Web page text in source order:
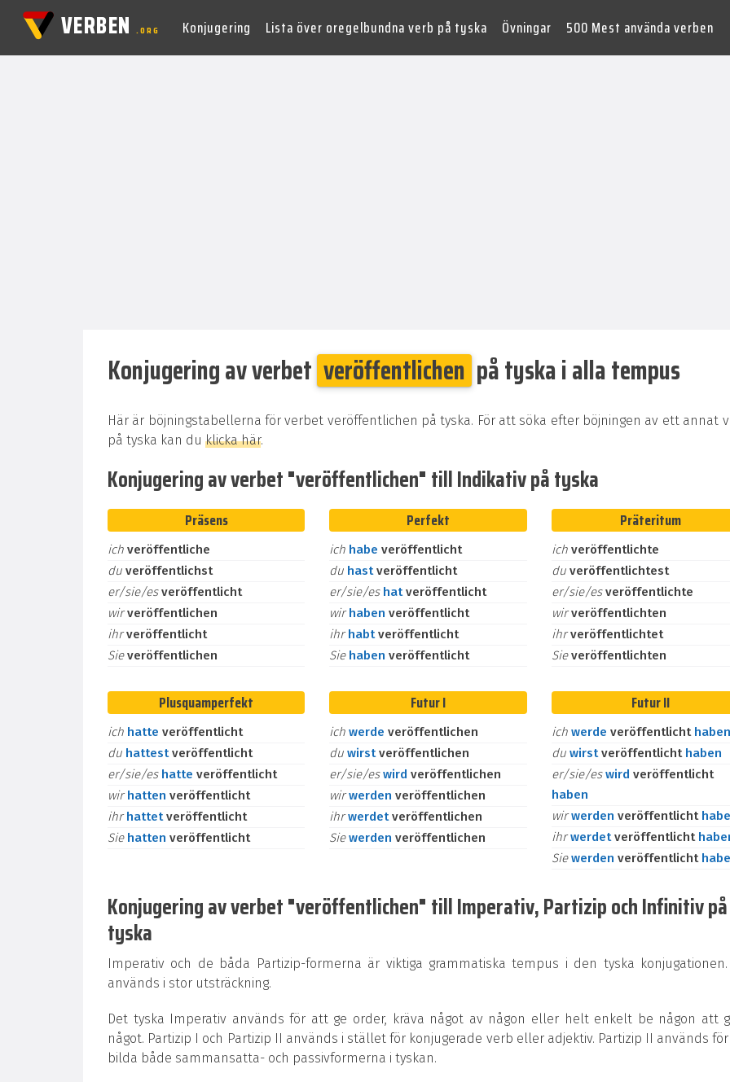
VERBEN.ORG Konjugering Lista över oregelbundna verb på tyska Övningar 500 Mest använda verben
Konjugering av verbet veröffentlichen på tyska i alla tempus
Här är böjningstabellerna för verbet veröffentlichen på tyska. För att söka efter böjningen av ett annat
på tyska kan du klicka här.
Konjugering av verbet "veröffentlichen" till Indikativ på tyska
Präsens
ich veröffentliche
du veröffentlichst
er/sie/esveröffentlicht
wirveröffentlichen
ihrveröffentlicht
Sieveröffentlichen
Perfekt
ich habeveröffentlicht
du hastveröffentlicht
er/sie/es hatveröffentlicht
wirhabenveröffentlicht
ihrhabtveröffentlicht
Sie habenveröffentlicht
Präteritum
ich veröffentlichte
du veröffentlichtest
er/sie/esveröffentlichte
wirveröffentlichten
ihrveröffentlichtet
Sieveröffentlichten
Plusquamperfekt
ich hatte veröffentlicht
du hattestveröffentlicht
er/sie/es hatte veröffentlicht
wirhatten veröffentlicht
ihrhattetveröffentlicht
Sie hatten veröffentlicht
Futur I
ichwerdeveröffentlichen
duwirstveröffentlichen
er/sie/eswirdveröffentlichen
wirwerdenveröffentlichen
ihrwerdetveröffentlichen
Siewerdenveröffentlichen
Futur II
ich werde veröffentlicht haben
du wirstveröffentlicht haben
er/sie/eswird veröffentlicht
haben
wirwerden veröffentlicht
ihrwerdetveröffentlicht
Siewerden veröffentlicht
Konjugering av verbet "veröffentlichen" till Imperativ, Partizip och Infinitiv på
tyska
Imperativ och de båda Partizip-formerna är viktiga grammatiska tempus i den tyska konjugationen.
används i stor utsträckning.
Det tyska Imperativ används för att ge order, kräva något av någon eller helt enkelt be någon att
något. Partizip I och Partizip II används i stället för konjugerade verb eller adjektiv. Partizip II används
bilda både sammansatta- och passivformerna i tyskan.